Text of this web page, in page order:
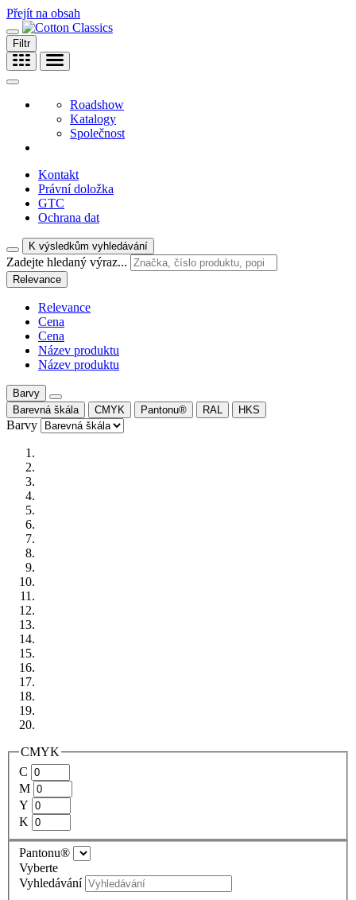
Přejít na obsah
Filtr
Roadshow
Katalogy
Společnost
Kontakt
Právní doložka
GTC
Ochrana dat
K výsledkům vyhledávání
Zadejte hledaný výraz...
Relevance
Relevance
Cena
Cena
Název produktu
Název produktu
Barvy
Barevná škála
CMYK Pantonu® RAL HKS
Barvy
CMYK
C
M
Y
K
Pantonu®
Vyberte
Vyhledávání